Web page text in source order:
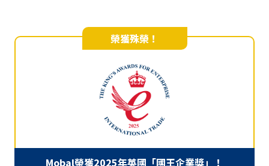
榮獲殊榮！
Mobal榮獲2025年英國「國王企業獎」！